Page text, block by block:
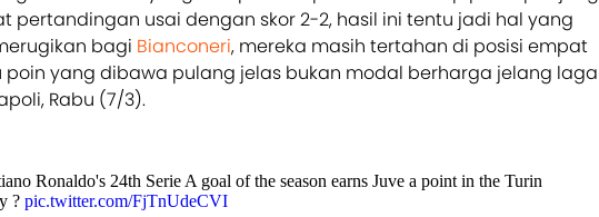
pertandingan usai dengan skor 2-2, hasil ini tentu jadi hal yang
bagi Bianconeri, mereka masih tertahan di posisi empat
poin yang dibawa pulang jelas bukan modal berharga jelang laga
Rabu (7/3).
Ronaldo's 24th Serie A goal of the season earns Juve a point in the Turin
? pic.twitter.com/FjTnUdeCVI